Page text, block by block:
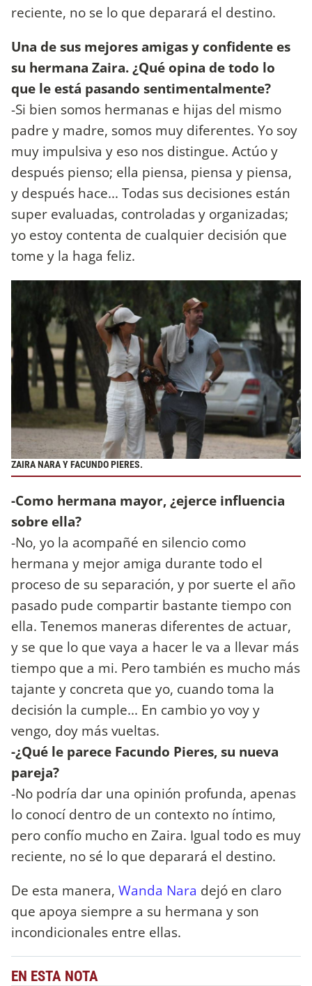
reciente, no se lo que deparará el destino.
Una de sus mejores amigas y confidente es
su hermana Zaira. ¿Qué opina de todo lo
que le está pasando sentimentalmente?
-Si bien somos hermanas e hijas del mismo
padre y madre, somos muy diferentes. Yo soy
muy impulsiva y eso nos distingue. Actúo y
después pienso; ella piensa, piensa y piensa,
y después hace... Todas sus decisiones están
super evaluadas, controladas y organizadas;
yo estoy contenta de cualquier decisión que
tome y la haga feliz.
ZAIRA NARA Y FACUNDO PIERES.
-Como hermana mayor, ¿ejerce influencia
sobre ella?
-No, yo la acompañé en silencio como
hermana y mejor amiga durante todo el
proceso de su separación, y por suerte el año
pasado pude compartir bastante tiempo con
ella. Tenemos maneras diferentes de actuar,
y se que lo que vaya a hacer le va a llevar más
tiempo que a mi. Pero también es mucho más
tajante y concreta que yo, cuando toma la
decisión la cumple... En cambio yo voy y
vengo, doy más vueltas.
-¿Qué le parece Facundo Pieres, su nueva
pareja?
-No podría dar una opinión profunda, apenas
lo conocí dentro de un contexto no íntimo,
pero confío mucho en Zaira. Igual todo es muy
reciente, no sé lo que deparará el destino.
De esta manera, Wanda Nara dejó en claro
que apoya siempre a su hermana y son
incondicionales entre ellas.
EN ESTA NOTA